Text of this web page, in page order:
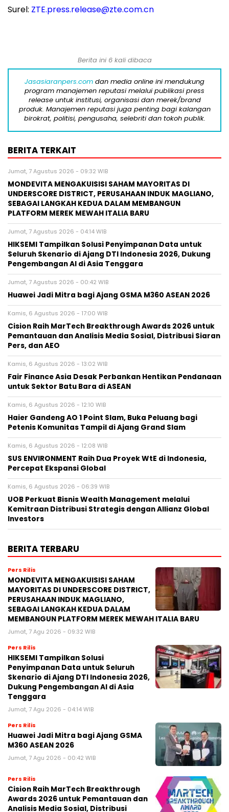
Surel: ZTE.press.release@zte.com.cn
Berita ini 6 kali dibaca
Jasasiaranpers.com dan media online ini mendukung
program manajemen reputasi melalui publikasi press
release untuk institusi, organisasi dan merek/brand
produk. Manajemen reputasi juga penting bagi kalangan
birokrat, politisi, pengusaha, selebriti dan tokoh publik.
BERITA TERKAIT
Jumat, 7 Agustus 2026 - 09:32 WIB
MONDEVITA MENGAKUISISI SAHAM MAYORITAS DI
UNDERSCORE DISTRICT, PERUSAHAAN INDUK MAGLIANO,
SEBAGAI LANGKAH KEDUA DALAM MEMBANGUN
PLATFORM MEREK MEWAH ITALIA BARU
Jumat, 7 Agustus 2026 - 04:14 WIB
HIKSEMI Tampilkan Solusi Penyimpanan Data untuk
Seluruh Skenario di Ajang DTI Indonesia 2026, Dukung
Pengembangan AI di Asia Tenggara
Jumat, 7 Agustus 2026 - 00:42 WIB
Huawei Jadi Mitra bagi Ajang GSMA M360 ASEAN 2026
Kamis, 6 Agustus 2026 - 17:00 WIB
Cision Raih MarTech Breakthrough Awards 2026 untuk
Pemantauan dan Analisis Media Sosial, Distribusi Siaran
Pers, dan AEO
Kamis, 6 Agustus 2026 - 13:02 WIB
Fair Finance Asia Desak Perbankan Hentikan Pendanaan
untuk Sektor Batu Bara di ASEAN
Kamis, 6 Agustus 2026 - 12:10 WIB
Haier Gandeng AO 1 Point Slam, Buka Peluang bagi
Petenis Komunitas Tampil di Ajang Grand Slam
Kamis, 6 Agustus 2026 - 12:08 WIB
SUS ENVIRONMENT Raih Dua Proyek WtE di Indonesia,
Percepat Ekspansi Global
Kamis, 6 Agustus 2026 - 06:39 WIB
UOB Perkuat Bisnis Wealth Management melalui
Kemitraan Distribusi Strategis dengan Allianz Global
Investors
BERITA TERBARU
Pers Rilis
MONDEVITA MENGAKUISISI SAHAM
MAYORITAS DI UNDERSCORE DISTRICT,
PERUSAHAAN INDUK MAGLIANO,
SEBAGAI LANGKAH KEDUA DALAM
MEMBANGUN PLATFORM MEREK MEWAH ITALIA BARU
Jumat, 7 Agu 2026 - 09:32 WIB
Pers Rilis
HIKSEMI Tampilkan Solusi
Penyimpanan Data untuk Seluruh
Skenario di Ajang DTI Indonesia 2026,
Dukung Pengembangan AI di Asia
Tenggara
Jumat, 7 Agu 2026 - 04:14 WIB
Pers Rilis
Huawei Jadi Mitra bagi Ajang GSMA
M360 ASEAN 2026
Jumat, 7 Agu 2026 - 00:42 WIB
Pers Rilis
Cision Raih MarTech Breakthrough
Awards 2026 untuk Pemantauan dan
Analisis Media Sosial, Distribusi